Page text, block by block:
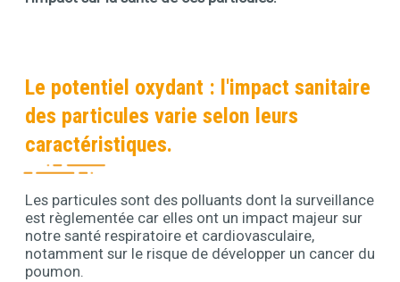
Le potentiel oxydant : l'impact sanitaire
des particules varie selon leurs
caractéristiques.
Contenu
Les particules sont des polluants dont la surveillance
est règlementée car elles ont un impact majeur sur
notre santé respiratoire et cardiovasculaire,
notamment sur le risque de développer un cancer du
poumon.